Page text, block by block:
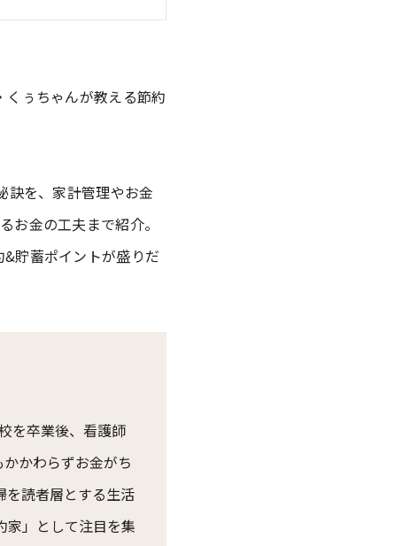
ぅちゃんが教える節約
訣を、家計管理やお金
お金の工夫まで紹介。
貯蓄ポイントが盛りだ
を卒業後、看護師
かわらずお金がち
を読者層とする生活
家」として注目を集